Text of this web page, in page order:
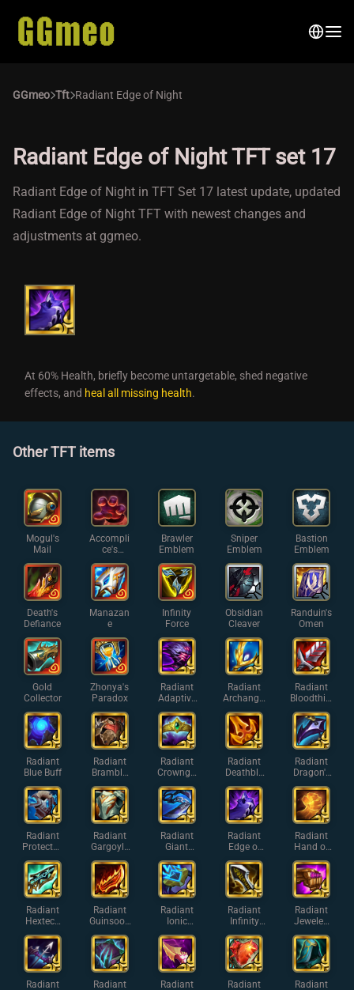
GGmeo Tft Radiant Edge of Night
Radiant Edge of Night TFT set 17
Radiant Edge of Night in TFT Set 17 latest update, updated
Radiant Edge of Night TFT with newest changes and
adjustments at ggmeo.
At 60% Health, briefly become untargetable, shed negative
effects, and heal all missing health.
Other TFT items
Mogul's
Mail
Accompli
ce's
Gloves
Brawler
Emblem
Sniper
Emblem
Bastion
Emblem
Death's
Defiance
Manazan
e
Infinity
Force
Obsidian
Cleaver
Randuin's
Omen
Gold
Collector
Zhonya's
Paradox
Radiant
Adaptive
Helm
Radiant
Archangel
's Staff
Radiant
Bloodthirs
ter
Radiant
Blue Buff
Radiant
Bramble
Vest
Radiant
Crowngu
ard
Radiant
Deathbla
de
Radiant
Dragon's
Claw
Radiant
Protector'
s Vow
Radiant
Gargoyle
Stoneplat
e
Radiant
Giant
Slayer
Radiant
Edge of
Night
Radiant
Hand of
Justice
Radiant
Hextech
Gunblade
Radiant
Guinsoo's
Rageblad
e
Radiant
Ionic
Spark
Radiant
Infinity
Edge
Radiant
Jeweled
Gauntlet
Radiant
Radiant
Radiant
Radiant
Radiant